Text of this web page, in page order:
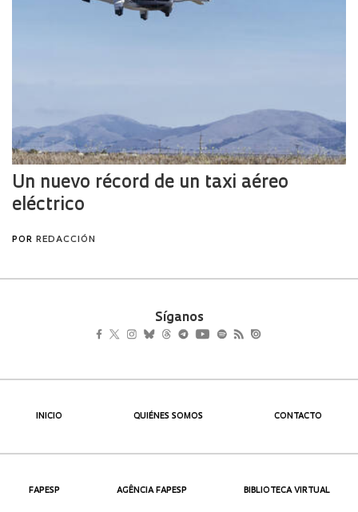
Síganos
INICIO QUIÉNES SOMOS CONTACTO
FAPESP AGÊNCIA FAPESP BIBLIOTECA VIRTUAL